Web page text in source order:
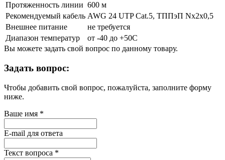
Протяженность линии 600 м
Рекомендуемый кабель AWG 24 UTP Cat.5, ТППэП Nх2х0,5
Внешнее питание
не требуется
Диапазон температур
от -40 до +50С
Вы можете задать свой вопрос по данному товару.
Задать вопрос:
Чтобы добавить свой вопрос, пожалуйста, заполните форму
ниже.
Ваше имя *
E-mail для ответа
Текст вопроса *